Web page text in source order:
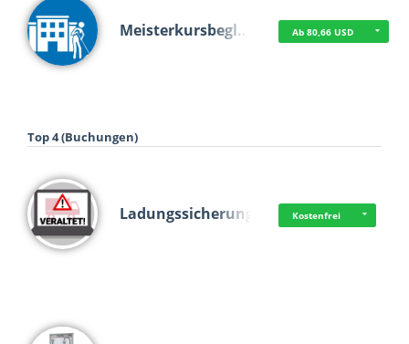
Meisterkursbegl… Ab 80,66 USD
Top 4 (Buchungen)
Ladungssicherung Kostenfrei